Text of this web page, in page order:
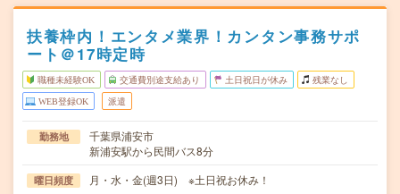
扶養枠内！エンタメ業界！カンタン事務サポ
ート＠17時定時
職種未経験OK 交通費別途支給あり 土日祝日が休み 残業なし
WEB登録OK 派遣
勤務地
千葉県浦安市
新浦安駅から民間バス8分
曜日頻度 月・水・金(週3日) ※土日祝お休み！